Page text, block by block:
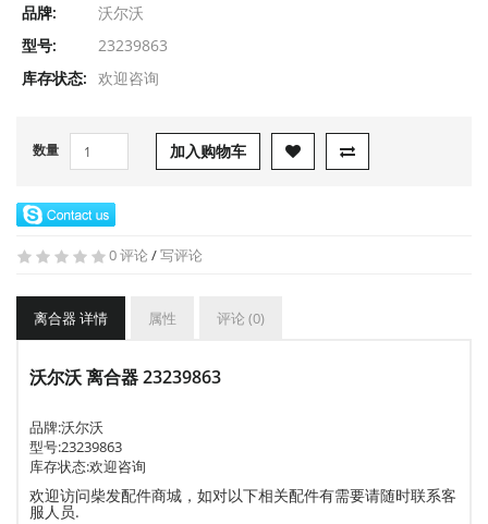
品牌:
沃尔沃
型号:
23239863
库存状态: 欢迎咨询
数量 加入购物车
0 评论 /写评论
离合器 详情 属性 评论 (0)
沃尔沃 离合器 23239863
品牌:沃尔沃
型号:23239863
库存状态:欢迎咨询
欢迎访问柴发配件商城，如对以下相关配件有需要请随时联系客
服人员.